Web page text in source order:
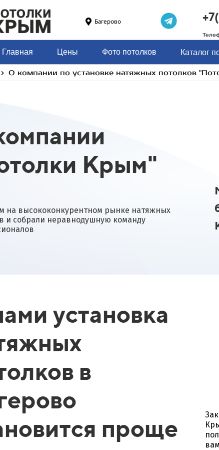
Багерово
Главная Цены Фото потолков Каталог
› О компании по установке натяжных потолков
Крым"
на высококонкурентном рынке натяжных
и собрали неравнодушную команду
установка
в
проще